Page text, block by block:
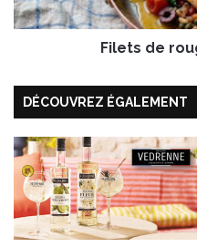
r
c
r
n
e
r
g
à
l
n
i
ç
Filets de
DÉCOUVREZ ÉGALEMENT